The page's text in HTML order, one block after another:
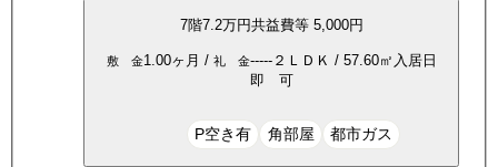
7階7.2万円共益費等 5,000円
敷 金1.00ヶ月 / 礼 金-----２ＬＤＫ / 57.60㎡ 入居日
即 可
P空き有 角部屋 都市ガス